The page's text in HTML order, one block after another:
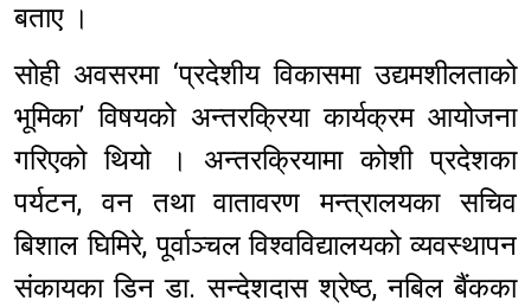
बताए ।
सोही अवसरमा ‘प्रदेशीय विकासमा उद्यमशीलताको
भूमिका’ विषयको अन्तरक्रिया कार्यक्रम आयोजना
गरिएको थियो । अन्तरक्रियामा कोशी प्रदेशका
पर्यटन, वन तथा वातावरण मन्त्रालयका सचिव
बिशाल घिमिरे, पूर्वाञ्चल विश्वविद्यालयको व्यवस्थापन
संकायका डिन डा. सन्देशदास श्रेष्ठ, नबिल बैंकका